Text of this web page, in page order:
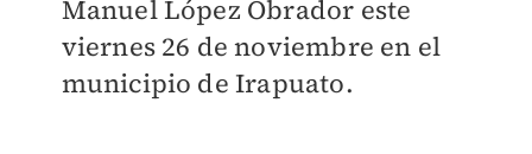
Manuel López Obrador este
viernes 26 de noviembre en el
municipio de Irapuato.